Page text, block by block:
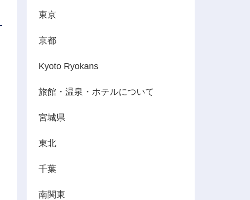
東京
京都
Kyoto Ryokans
旅館・温泉・ホテルについて
宮城県
東北
千葉
南関東